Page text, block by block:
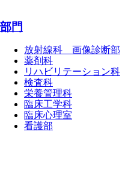
部門
放射線科 画像診断部
薬剤科
リハビリテーション科
検査科
栄養管理科
臨床工学科
臨床心理室
看護部